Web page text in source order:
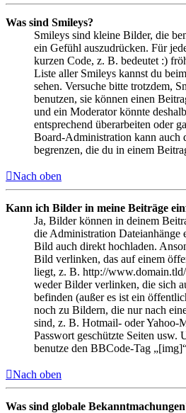
Was sind Smileys?
Smileys sind kleine Bilder, die
ein Gefühl auszudrücken. Für
kurzen Code, z. B. bedeutet :)
Liste aller Smileys kannst du
sehen. Versuche bitte trotzdem,
benutzen, sie können einen
und ein Moderator könnte
entsprechend überarbeiten oder
Board-Administration kann auch
begrenzen, die du in einem
Nach oben
Kann ich Bilder in meine Beiträge
Ja, Bilder können in deinem
die Administration Dateianhänge
Bild auch direkt hochladen.
Bild verlinken, das auf einem
liegt, z. B. http://
weder Bilder verlinken, die sich
befinden (außer es ist ein
noch zu Bildern, die nur nach
sind, z. B. Hotmail- oder Yahoo-
Passwort geschützte Seiten usw.
benutze den BBCode-Tag
Nach oben
Was sind globale